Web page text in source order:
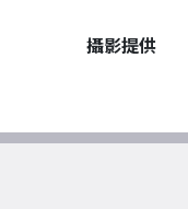
攝影提供